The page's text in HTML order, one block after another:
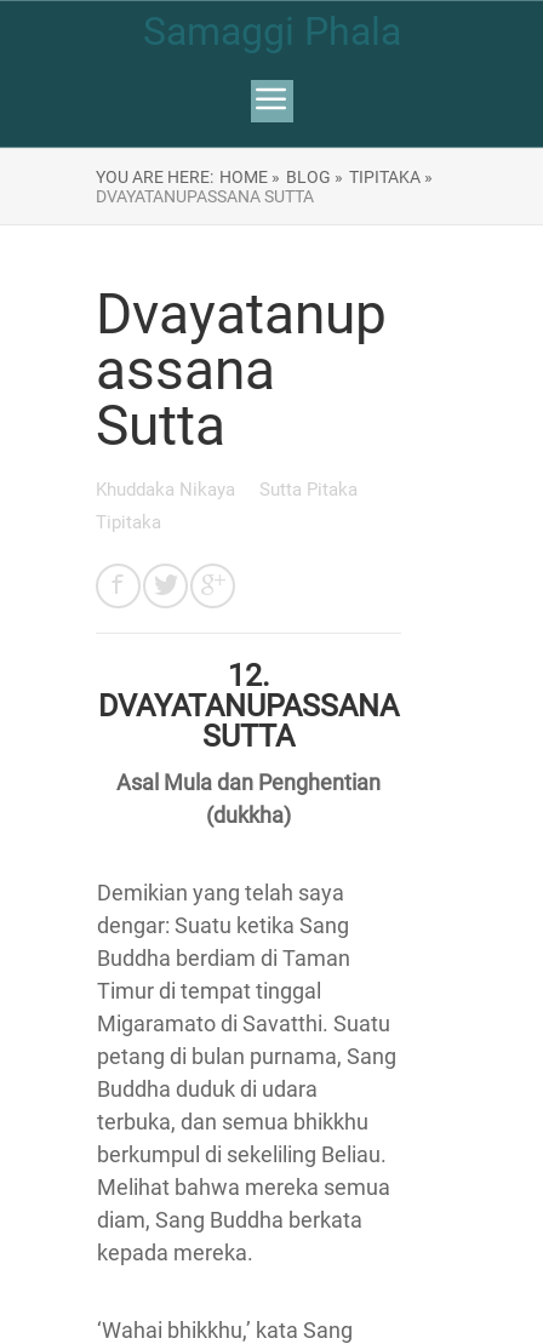
Samaggi Phala
YOU ARE HERE: HOME » BLOG » TIPITAKA »
DVAYATANUPASSANA SUTTA
Dvayatanup
assana
Sutta
Khuddaka Nikaya
Sutta Pitaka
Tipitaka
12.
DVAYATANUPASSANA
SUTTA
Asal Mula dan Penghentian
(dukkha)
Demikian yang telah saya
dengar: Suatu ketika Sang
Buddha berdiam di Taman
Timur di tempat tinggal
Migaramato di Savatthi. Suatu
petang di bulan purnama, Sang
Buddha duduk di udara
terbuka, dan semua bhikkhu
berkumpul di sekeliling Beliau.
Melihat bahwa mereka semua
diam, Sang Buddha berkata
kepada mereka.
‘Wahai bhikkhu,’ kata Sang